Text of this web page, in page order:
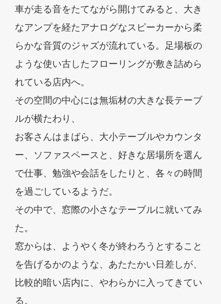
車が走る音をたてながら開けてみると、大き
なアンプを経たアナログなスピーカーから柔
らかな音質のジャズが流れている。足場板の
ような使い古したフローリングが敷き詰めら
れている店内へ。
その空間の中心には無垢材の大きな長テーブ
ルが横たわり、
お客さんはまばら、大小テーブルやカウンタ
ー、ソファスペースと、好きな居場所を選ん
で仕事、勉強や会話をしたりと、各々の時間
を過ごしているようだ。
その中で、窓際の小さなテーブルに就いてみ
た。
窓からは、ようやく冬が終わろうとすること
を告げるかのような、あたたかい日差しが、
比較的暗い店内に、やわらかに入ってきてい
る。